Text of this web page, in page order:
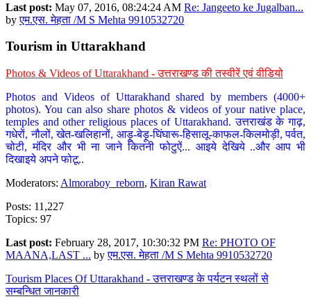
Last post: May 07, 2016, 08:24:24 AM Re: Jangeeto ke Jugalban...
byएम.एस. मेहता /M S Mehta 9910532720
Tourism in Uttarakhand
Photos & Videos of Uttarakhand - उत्तराखण्ड की तस्वीरें एवं वीडियो
Photos and Videos of Uttarakhand shared by members (4000+
photos). You can also share photos & videos of your native place,
temples and other religious places of Uttarakhand. उत्तराखंड के गाढ़,
गधेरों, नौलों, खेत-खलिहानों, आड़ू-बेड़ू-घिंघारू-हिसालू-काफल-किलमोड़ी, पर्वत,
चोटी, मंदिर और भी ना जाने कितनी फोटुऐं... आइये देखिये ..और आप भी
दिखाइये अपने फोटू..
Moderators: Almoraboy_reborn, Kiran Rawat
Posts: 11,227
Topics: 97
Last post: February 28, 2017, 10:30:32 PM Re: PHOTO OF
MAANA,LAST ... byएम.एस. मेहता /M S Mehta 9910532720
Tourism Places Of Uttarakhand - उत्तराखण्ड के पर्यटन स्थलों से
सम्बन्धित जानकारी